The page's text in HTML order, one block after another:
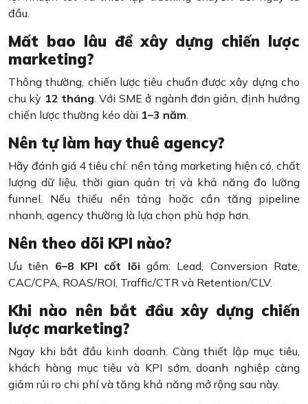
đầu.
Mất bao lâu để xây dựng chiến lược
marketing?
Thông thường, chiến lược tiêu chuẩn được xây dựng cho
chu kỳ 12 tháng. Với SME ở ngành đơn giản, định hướng
chiến lược thường kéo dài 1–3 năm.
Nên tự làm hay thuê agency?
Hãy đánh giá 4 tiêu chí: nền tảng marketing hiện có, chất
lượng dữ liệu, thời gian quản trị và khả năng đo lường
funnel. Nếu thiếu nền tảng hoặc cần tăng pipeline
nhanh, agency thường là lựa chọn phù hợp hơn.
Nên theo dõi KPI nào?
Ưu tiên 6–8 KPI cốt lõi gồm: Lead, Conversion Rate,
CAC/CPA, ROAS/ROI, Traffic/CTR và Retention/CLV.
Khi nào nên bắt đầu xây dựng chiến
lược marketing?
Ngay khi bắt đầu kinh doanh. Càng thiết lập mục tiêu,
khách hàng mục tiêu và KPI sớm, doanh nghiệp càng
giảm rủi ro chi phí và tăng khả năng mở rộng sau này.